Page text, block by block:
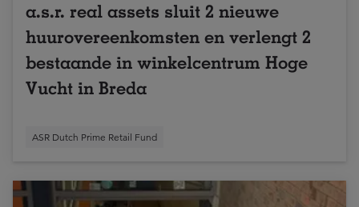
a.s.r. real assets sluit 2 nieuwe
huurovereenkomsten en verlengt 2
bestaande in winkelcentrum Hoge
Vucht in Breda
ASR Dutch Prime Retail Fund